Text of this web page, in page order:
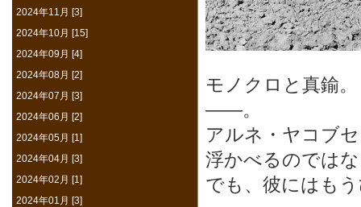
モノクロと真鍮
——。
アルネ・ヤコブ
浮かべるのでは
でも、彼にはも
2024年11月 [3]
2024年10月 [15]
2024年09月 [4]
2024年08月 [2]
2024年07月 [3]
2024年06月 [2]
2024年05月 [1]
2024年04月 [3]
2024年02月 [1]
2024年01月 [3]